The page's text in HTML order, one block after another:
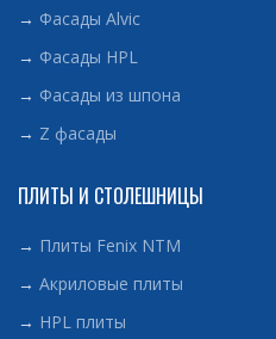
→ Фасады Alvic
→ Фасады HPL
→ Фасады из шпона
→ Z фасады
ПЛИТЫ И СТОЛЕШНИЦЫ
→ Плиты Fenix NTM
→ Акриловые плиты
→ HPL плиты